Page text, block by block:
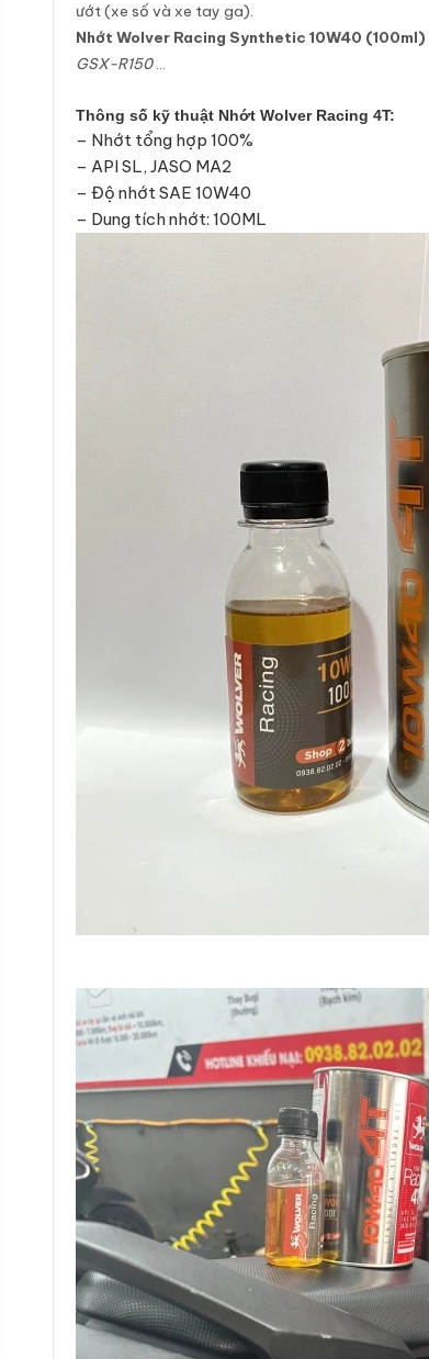
ướt (xe số và xe tay ga).
Nhớt Wolver Racing Synthetic 10W40 (100ml)
GSX-R150…
Thông số kỹ thuật Nhớt Wolver Racing 4T:
– Nhớt tổng hợp 100%
– API SL, JASO MA2
– Độ nhớt SAE 10W40
– Dung tích nhớt: 100ML